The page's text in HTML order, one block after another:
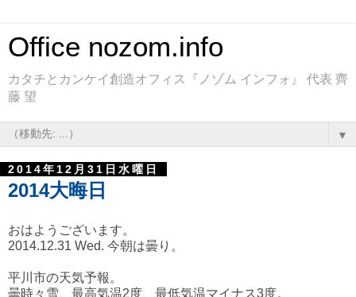
Office nozom.info
カタチとカンケイ創造オフィス『ノゾム インフォ』 代表 齊
藤 望
▼
2014年12月31日水曜日
2014大晦日
おはようございます。
2014.12.31 Wed. 今朝は曇り。
平川市の天気予報。
曇時々雪、最高気温2度、最低気温マイナス3度。